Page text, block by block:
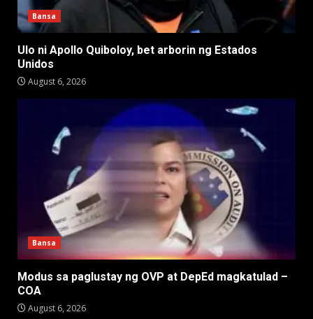
Bansa
Ulo ni Apollo Quiboloy, bet arborin ng Estados
Unidos
August 6, 2026
Bansa
Modus sa paglustay ng OVP at DepEd magkatulad –
COA
August 6, 2026